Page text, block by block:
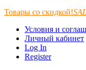
Товары со скидкой!
Условия и
Личный кабинет
Log In
Register